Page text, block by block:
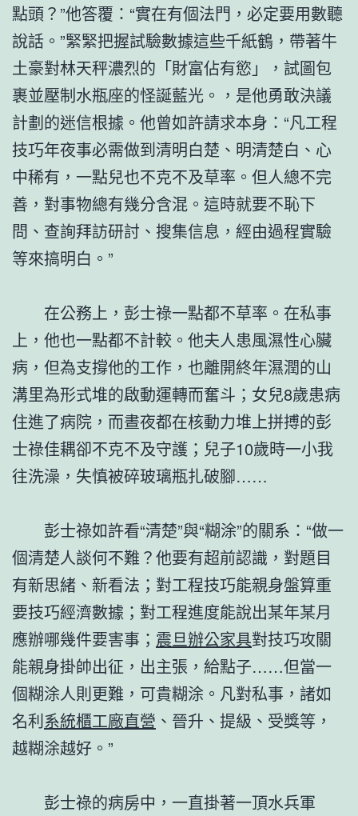
點頭？”他答覆：“實在有個法門，必定要用數聽
說話。”緊緊把握試驗數據這些千紙鶴，帶著牛
土豪對林天秤濃烈的「財富佔有慾」，試圖包
裹並壓制水瓶座的怪誕藍光。，是他勇敢決議
計劃的迷信根據。他曾如許請求本身：“凡工程
技巧年夜事必需做到清明白楚、明清楚白、心
中稀有，一點兒也不克不及草率。但人總不完
善，對事物總有幾分含混。這時就要不恥下
問、查詢拜訪研討、搜集信息，經由過程實驗
等來搞明白。”
在公務上，彭士祿一點都不草率。在私事
上，他也一點都不計較。他夫人患風濕性心臟
病，但為支撐他的工作，也離開終年濕潤的山
溝里為形式堆的啟動運轉而奮斗；女兒8歲患病
住進了病院，而晝夜都在核動力堆上拼搏的彭
士祿佳耦卻不克不及守護；兒子10歲時一小我
往洗澡，失慎被碎玻璃瓶扎破腳……
彭士祿如許看“清楚”與“糊涂”的關系：“做一
個清楚人談何不難？他要有超前認識，對題目
有新思緒、新看法；對工程技巧能親身盤算重
要技巧經濟數據；對工程進度能說出某年某月
應辦哪幾件要害事； 震旦辦公家具對技巧攻關
能親身掛帥出征，出主張，給點子……但當一
個糊涂人則更難，可貴糊涂。凡對私事，諸如
名利系統櫃工廠直營 、晉升、提級、受獎等，
越糊涂越好。”
彭士祿的病房中，一直掛著一頂水兵軍